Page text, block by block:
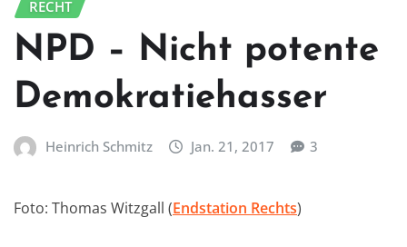
RECHT
NPD – Nicht potente
Demokratiehasser
Heinrich Schmitz Jan. 21, 2017 3
Foto: Thomas Witzgall (Endstation Rechts)